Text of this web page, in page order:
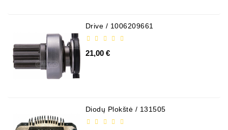
Drive / 1006209661
21,00 €
Diodų Plokštė / 131505